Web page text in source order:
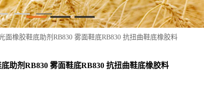
面橡胶鞋底助剂RB830 雾面鞋底RB830 抗扭曲鞋底橡胶料
助剂RB830 雾面鞋底RB830 抗扭曲鞋底橡胶料